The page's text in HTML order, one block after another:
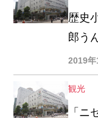
歴史
郎う
開催
2019年
観光
「ニ